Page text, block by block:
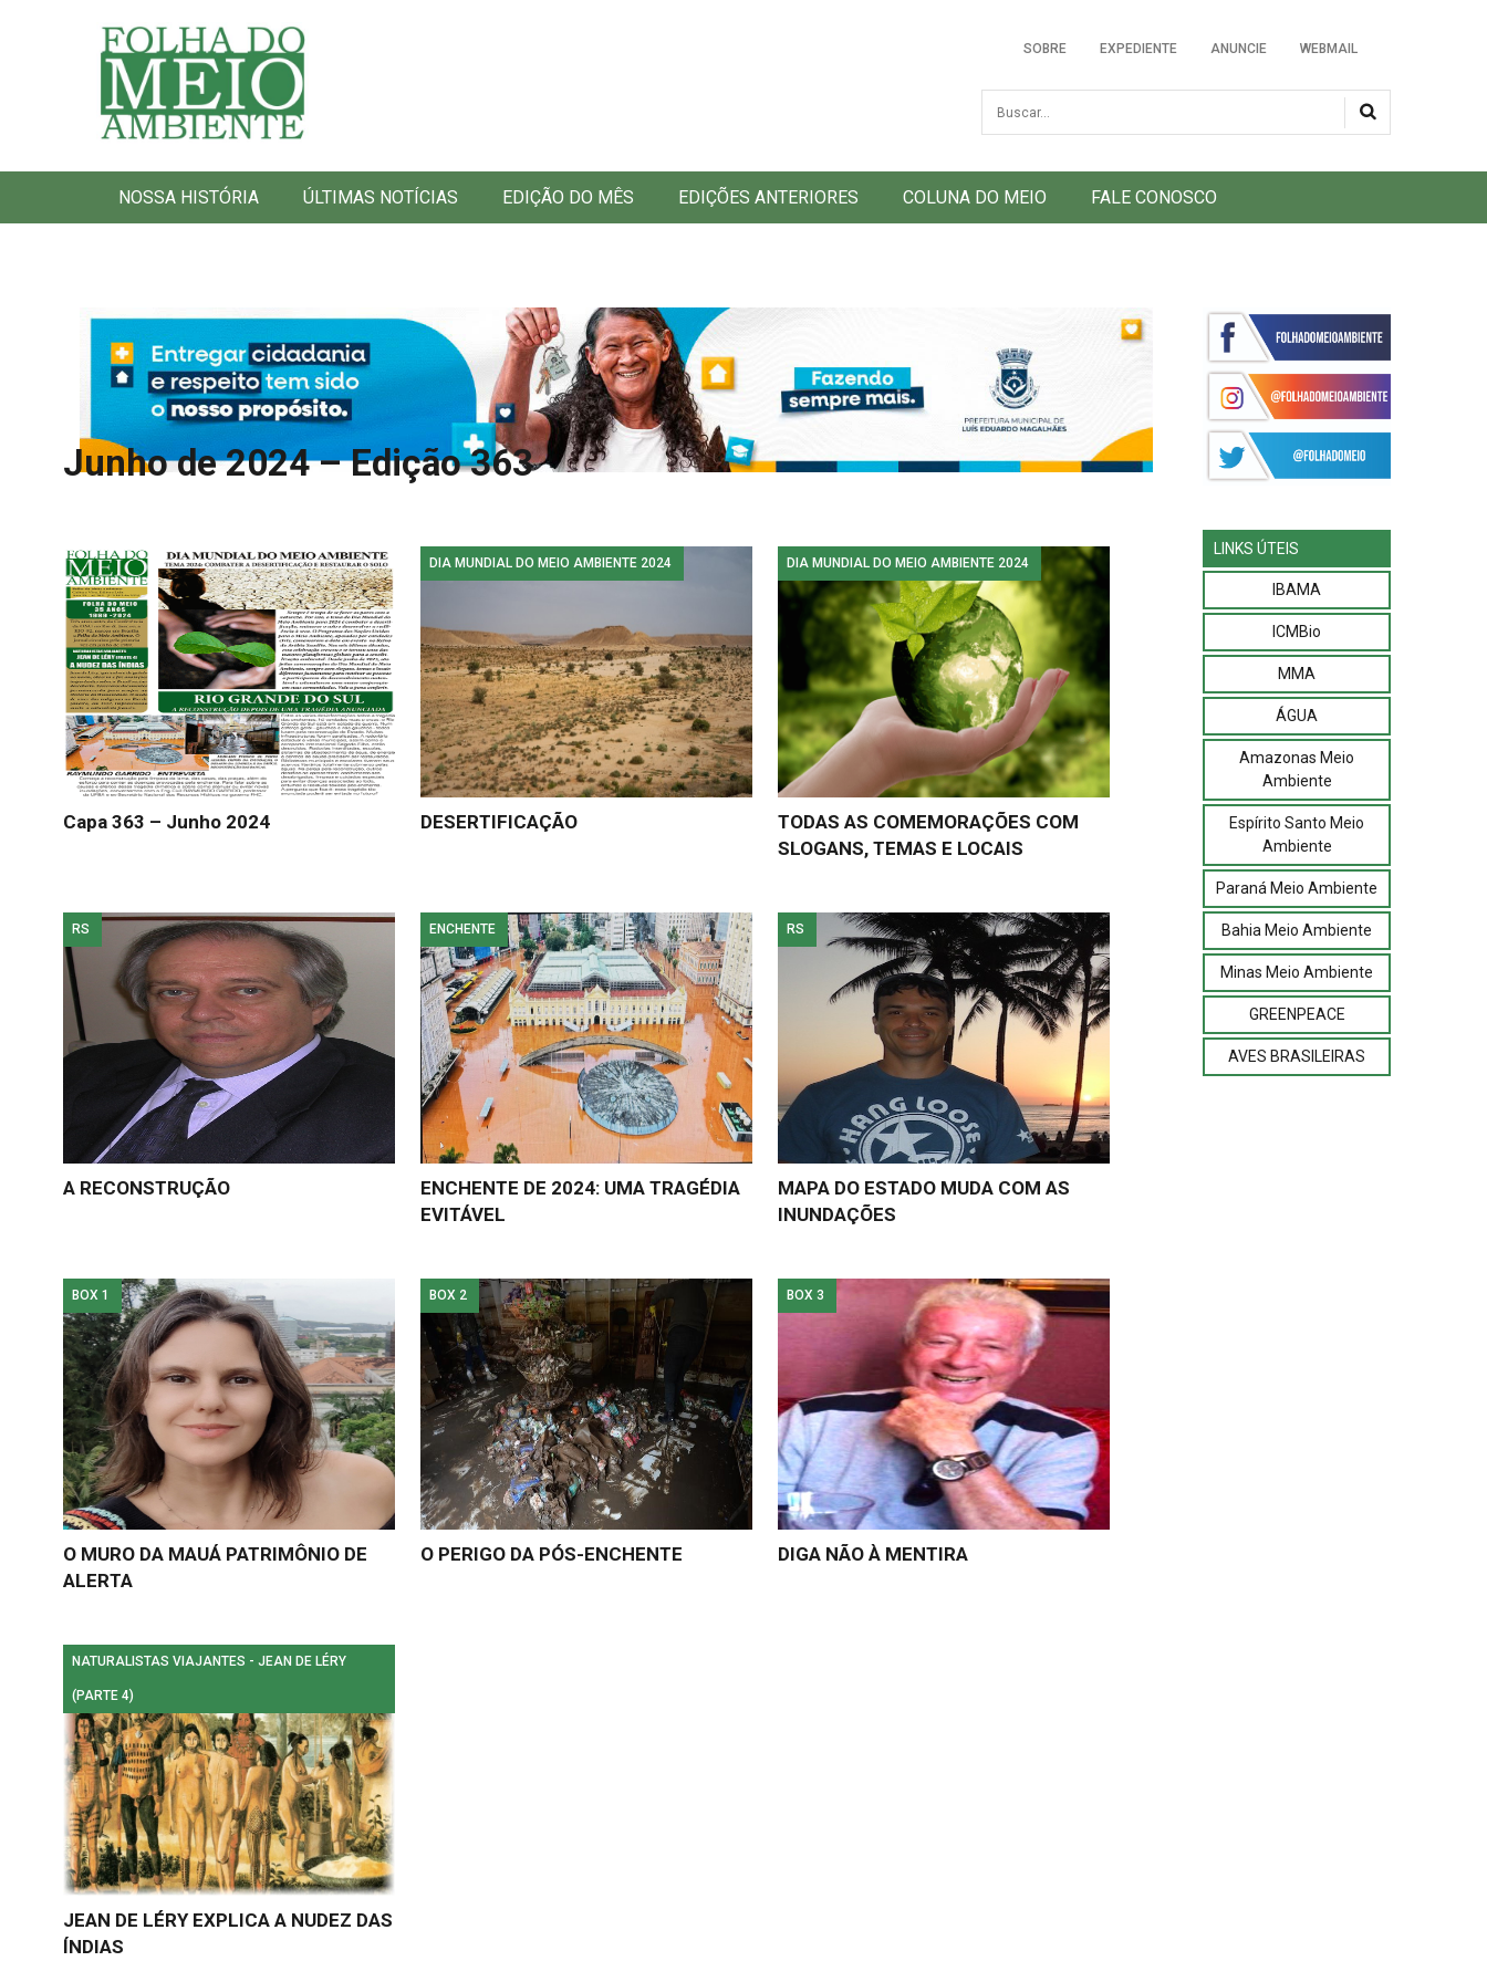
Folha do Meio Ambiente
SOBRE EXPEDIENTE ANUNCIE WEBMAIL
Busca
NOSSA HISTÓRIA ÚLTIMAS NOTÍCIAS EDIÇÃO DO MÊS EDIÇÕES ANTERIORES COLUNA DO MEIO FALE CONOSCO
Junho de 2024 – Edição 363
Capa 363 – Junho 2024
DIA MUNDIAL DO MEIO AMBIENTE 2024
DESERTIFICAÇÃO
DIA MUNDIAL DO MEIO AMBIENTE 2024
TODAS AS COMEMORAÇÕES COM
SLOGANS, TEMAS E LOCAIS
RS
A RECONSTRUÇÃO
ENCHENTE
ENCHENTE DE 2024: UMA TRAGÉDIA
EVITÁVEL
RS
MAPA DO ESTADO MUDA COM AS
INUNDAÇÕES
BOX 1
O MURO DA MAUÁ PATRIMÔNIO DE
ALERTA
BOX 2
O PERIGO DA PÓS-ENCHENTE
BOX 3
DIGA NÃO À MENTIRA
NATURALISTAS VIAJANTES - JEAN DE LÉRY
(PARTE 4)
JEAN DE LÉRY EXPLICA A NUDEZ DAS
ÍNDIAS
LINKS ÚTEIS
IBAMA
ICMBio
MMA
ÁGUA
Amazonas Meio
Ambiente
Espírito Santo Meio
Ambiente
Paraná Meio Ambiente
Bahia Meio Ambiente
Minas Meio Ambiente
GREENPEACE
AVES BRASILEIRAS